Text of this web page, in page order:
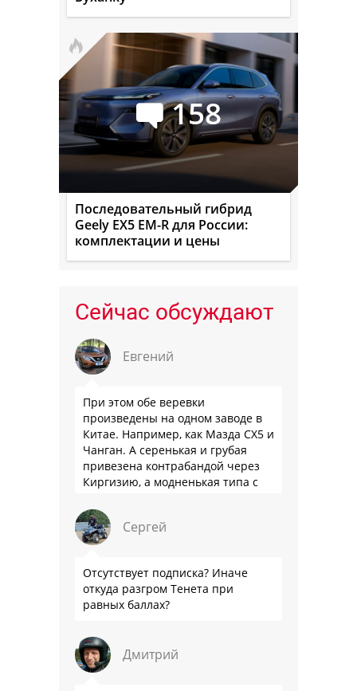
158
Последовательный гибрид
Geely EX5 EM-R для России:
комплектации и цены
Сейчас обсуждают
Евгений
При этом обе веревки
произведены на одном заводе в
Китае. Например, как Мазда СХ5 и
Чанган. А серенькая и грубая
привезена контрабандой через
Киргизию, а модненькая типа с
Сергей
Отсутствует подписка? Иначе
откуда разгром Тенета при
равных баллах?
Дмитрий